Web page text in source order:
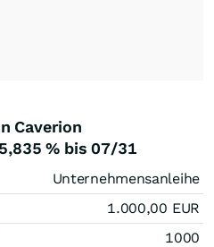
Caverion
% bis 07/31
Unternehmensanleihe
1.000,00 EUR
1000